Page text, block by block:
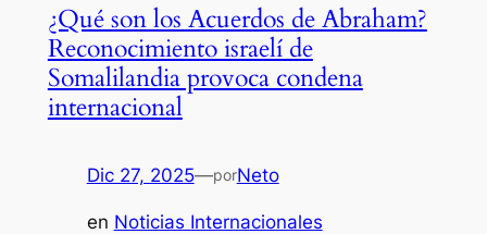
¿Qué son los Acuerdos de Abraham?
Reconocimiento israelí de
Somalilandia provoca condena
internacional
Dic 27, 2025—porNeto
en Noticias Internacionales